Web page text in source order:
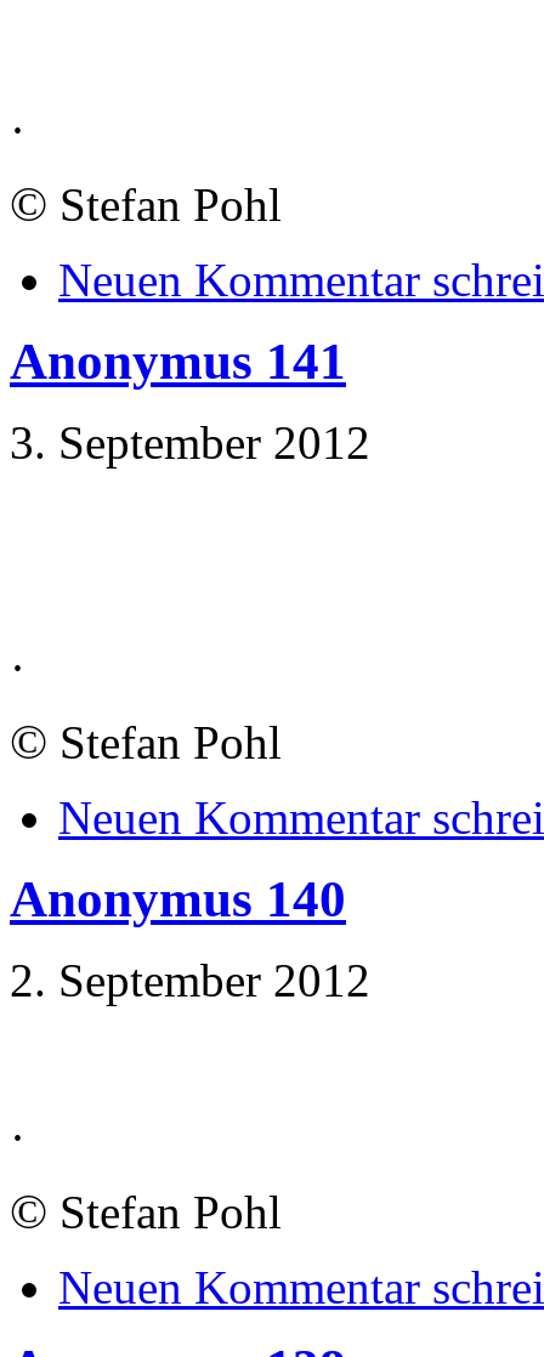
·
© Stefan Pohl
Neuen Kommentar
Anonymus 141
3. September 2012
·
© Stefan Pohl
Neuen Kommentar
Anonymus 140
2. September 2012
·
© Stefan Pohl
Neuen Kommentar